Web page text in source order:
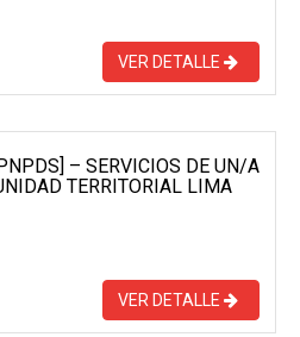
VER DETALLE
– SERVICIOS DE UN/A
TERRITORIAL LIMA
VER DETALLE